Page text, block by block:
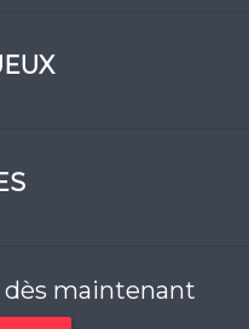
maintenant